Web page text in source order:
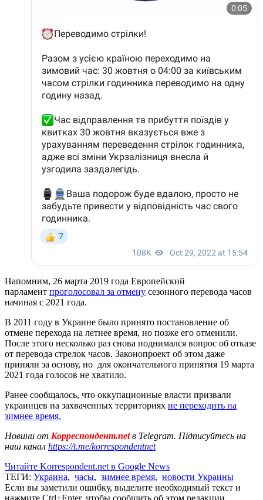
Напомним, 26 марта 2019 года Европейский
парламент проголосовал за отмену сезонного перевода часов
начиная с 2021 года.
В 2011 году в Украине было принято постановление об
отмене перехода на летнее время, но позже его отменили.
После этого несколько раз снова поднимался вопрос об отказе
от перевода стрелок часов. Законопроект об этом даже
приняли за основу, но для окончательного принятия 19 марта
2021 года голосов не хватило.
Ранее сообщалось, что оккупационные власти призвали
украинцев на захваченных территориях не переходить на
зимнее время.
Новини от Корреспондент.netв Telegram. Підписуйтесь на
наш канал https://t.me/korrespondentnet
Читайте Korrespondent.net в Google News
ТЕГИ: Украина, часы, зимнее время, новости Украины
Если вы заметили ошибку, выделите необходимый текст и
нажмите Ctrl+Enter, чтобы сообщить об этом редакции.